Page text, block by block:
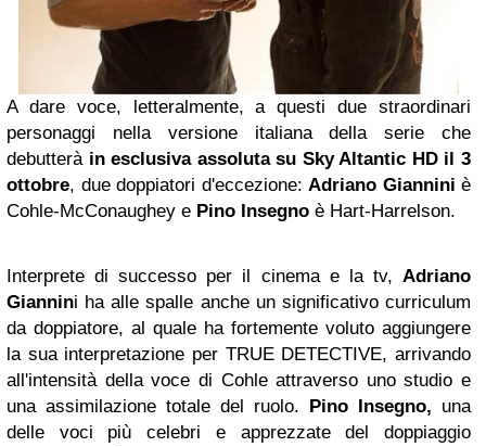
A dare voce, letteralmente, a questi due straordinari
personaggi nella versione italiana della serie che
debutterà in esclusiva assoluta su Sky Altantic HD il 3
ottobre, due doppiatori d'eccezione: Adriano Giannini è
Cohle-McConaughey e Pino Insegno è Hart-Harrelson.
Interprete di successo per il cinema e la tv, Adriano
Giannini ha alle spalle anche un significativo curriculum
da doppiatore, al quale ha fortemente voluto aggiungere
la sua interpretazione per TRUE DETECTIVE, arrivando
all'intensità della voce di Cohle attraverso uno studio e
una assimilazione totale del ruolo. Pino Insegno, una
delle voci più celebri e apprezzate del doppiaggio